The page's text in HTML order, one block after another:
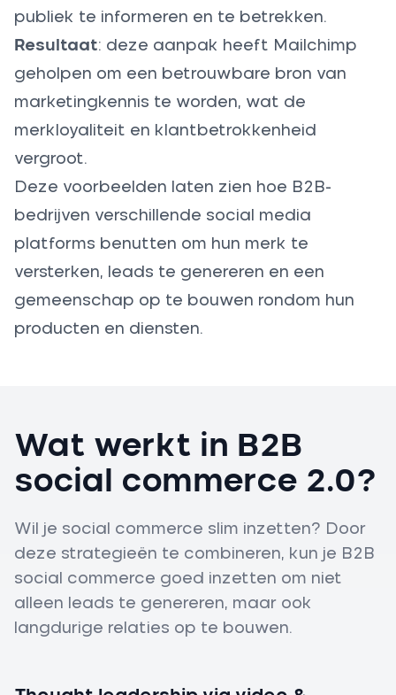
publiek te informeren en te betrekken.
Resultaat: deze aanpak heeft Mailchimp
geholpen om een betrouwbare bron van
marketingkennis te worden, wat de
merkloyaliteit en klantbetrokkenheid
vergroot.
Deze voorbeelden laten zien hoe B2B-
bedrijven verschillende social media
platforms benutten om hun merk te
versterken, leads te genereren en een
gemeenschap op te bouwen rondom hun
producten en diensten.
Wat werkt in B2B
social commerce 2.0?
Wil je social commerce slim inzetten? Door
deze strategieën te combineren, kun je B2B
social commerce goed inzetten om niet
alleen leads te genereren, maar ook
langdurige relaties op te bouwen.